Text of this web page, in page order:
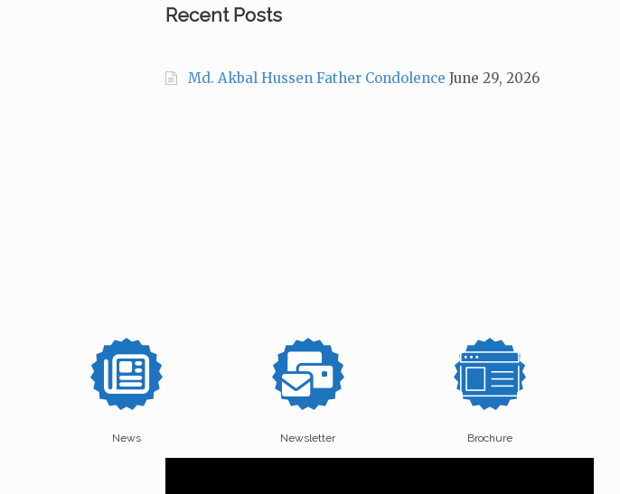
Recent Posts
Md. Akbal Hussen Father Condolence June 29, 2026
News Newsletter Brochure